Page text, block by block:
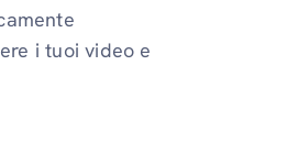
i tuoi video e